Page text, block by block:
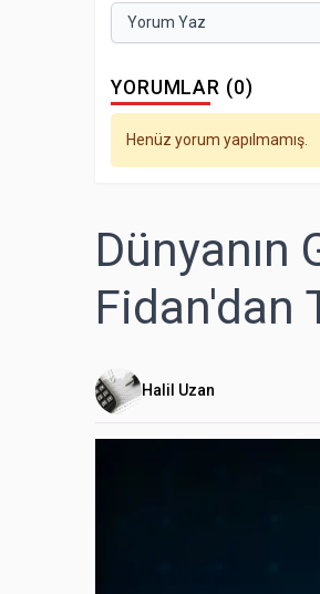
Yorum Yaz
YORUMLAR (0)
Henüz yorum yapılmamış.
Dünyanın
Fidan'dan
Halil Uzan